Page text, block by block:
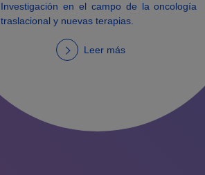
Investigación en el campo de la oncología
traslacional y nuevas terapias.
Leer más